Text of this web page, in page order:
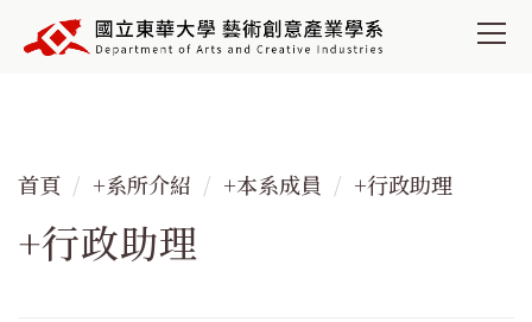
到
容
首頁 +系所介紹 +本系成員 +行政助理
+行政助理